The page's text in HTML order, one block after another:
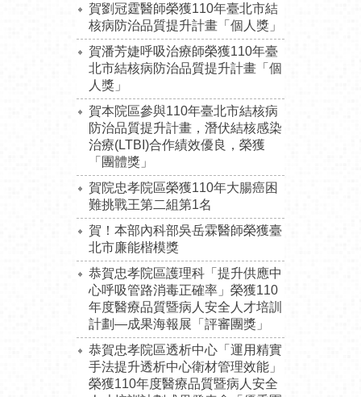
賀劉冠霆醫師榮獲110年臺北市結
核病防治品質提升計畫「個人獎」
賀潘芳婕呼吸治療師榮獲110年臺
北市結核病防治品質提升計畫「個
人獎」
賀本院區參與110年臺北市結核病
防治品質提升計畫，潛伏結核感染
治療(LTBI)合作績效優良，榮獲
「團體獎」
賀院忠孝院區榮獲110年大腸癌困
難挑戰王第二組第1名
賀！本部內科部吳岳霖醫師榮獲臺
北市廉能楷模獎
恭賀忠孝院區護理科「提升供應中
心呼吸管路消毒正確率」榮獲110
年度醫療品質暨病人安全人才培訓
計劃—成果海報展「評審團獎」
恭賀忠孝院區透析中心「運用精實
手法提升透析中心衛材管理效能」
榮獲110年度醫療品質暨病人安全